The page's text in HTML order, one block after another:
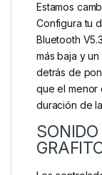
Estamos
Configura tu
Bluetooth
más baja y
detrás de
que el menor
duración de